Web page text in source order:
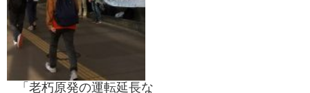
「老朽原発の運転延長な